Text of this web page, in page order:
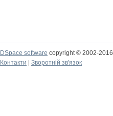
DSpace software copyright © 2002-2016
Контакти
Зворотній зв'язок